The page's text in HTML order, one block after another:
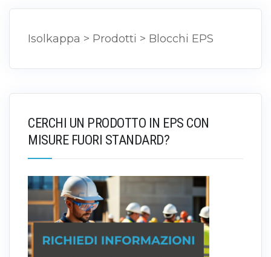
Isolkappa > Prodotti > Blocchi EPS
CERCHI UN PRODOTTO IN EPS CON
MISURE FUORI STANDARD?